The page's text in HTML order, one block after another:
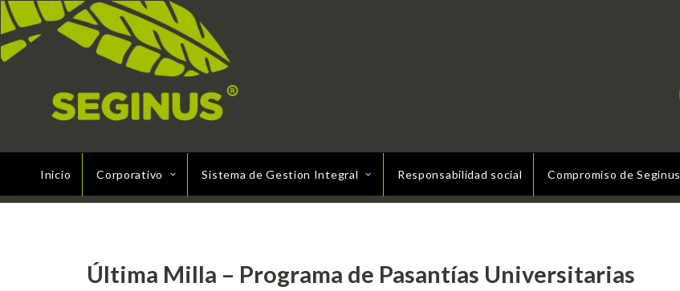
Inicio Corporativo Sistema de Gestion Integral Responsabilidad social Compromiso de Seginus
Última Milla – Programa de Pasantías Universitarias